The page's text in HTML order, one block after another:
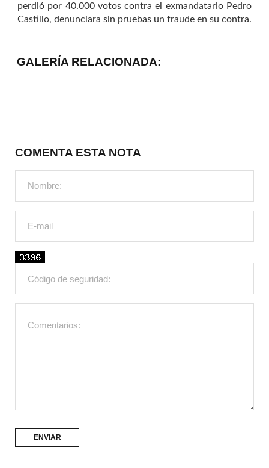
perdió por 40.000 votos contra el exmandatario Pedro
Castillo, denunciara sin pruebas un fraude en su contra.
GALERÍA RELACIONADA:
COMENTA ESTA NOTA